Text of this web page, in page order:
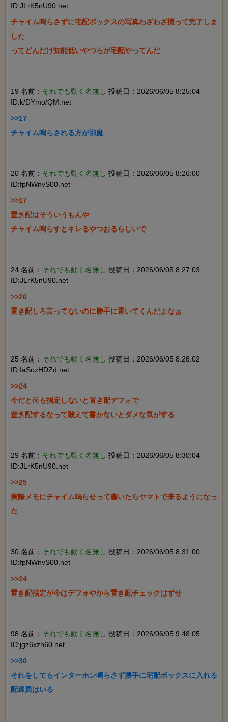
ID:JLrK5nU90.net
チャイム鳴らさずに宅配ボックスの写真わざわざ撮って完了しま
した
ってどんだけ知能低いやつらが宅配やってんだ
19 名前： それでも動く名無し 投稿日：2026/06/05 8:25:04
ID:k/DYmo/QM.net
>>17
チャイム鳴らされる方が邪魔
20 名前： それでも動く名無し 投稿日：2026/06/05 8:26:00
ID:fpNWnvS00.net
>>17
置き配はそういうもんや
チャイム鳴らすとキレるやつおるらしいで
24 名前： それでも動く名無し 投稿日：2026/06/05 8:27:03
ID:JLrK5nU90.net
>>20
置き配しろ言ってないのに勝手に置いてくんだよなぁ
25 名前： それでも動く名無し 投稿日：2026/06/05 8:28:02
ID:IaSozHDZd.net
>>24
今だと何も指定しないと置き配デフォで
置き配するなって敢えて書かないとダメな気がする
29 名前： それでも動く名無し 投稿日：2026/06/05 8:30:04
ID:JLrK5nU90.net
>>25
実際メモにチャイム鳴らせって書いたらヤマトで来るようになっ
た
30 名前： それでも動く名無し 投稿日：2026/06/05 8:31:00
ID:fpNWnvS00.net
>>24
置き配指定が今はデフォやから置き配チェックはずせ
98 名前： それでも動く名無し 投稿日：2026/06/05 9:48:05
ID:jgz6xzh60.net
>>30
それをしてもインターホン鳴らさず勝手に宅配ボックスに入れる
配達員はいる